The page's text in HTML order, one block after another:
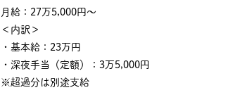
月給：27万5,000円～
＜内訳＞
・基本給：23万円
・深夜手当（定額）：3万5,000円
※超過分は別途支給